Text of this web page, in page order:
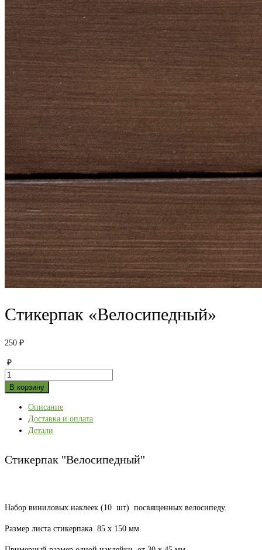
Стикерпак «Велосипедный»
250 ₽
₽
Количество
товара
"Велосипедный"
В корзину
Описание
Доставка и оплата
Детали
Стикерпак "Велосипедный"
Набор виниловых наклеек (10 шт) посвященных велосипеду.
Размер листа стикерпака 85 х 150 мм